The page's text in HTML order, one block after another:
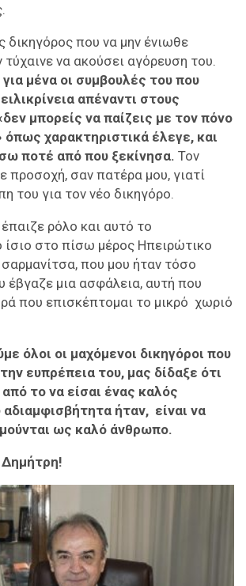
δικηγόρος που να μην ένιωθε
τύχαινε να ακούσει αγόρευση του.
μένα οι συμβουλές του που
απέναντι στους
μπορείς να παίζεις με τον πόνο
χαρακτηριστικά έλεγε, και
ποτέ από που ξεκίνησα. Τον
προσοχή, σαν πατέρα μου, γιατί
του για τον νέο δικηγόρο.
ρόλο και αυτό το
ίσιο στο πίσω μέρος Ηπειρώτικο
που μου ήταν τόσο
έβγαζε μια ασφάλεια, αυτή που
που επισκέπτομαι το μικρό χωριό
όλοι οι μαχόμενοι δικηγόροι που
ευπρέπεια του, μας δίδαξε ότι
το να είσαι ένας καλός
ήταν, είναι να
ως καλό άνθρωπο.
Δημήτρη!